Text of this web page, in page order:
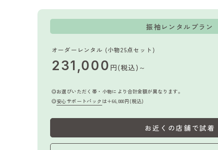
振袖レンタルプラン
オーダーレンタル (小物25点セット)
231,000 円(税込)～
お選びいただく帯・小物により合計金額が異なります。
安心サポートパック は＋66,000円(税込)
お近くの店舗で試着